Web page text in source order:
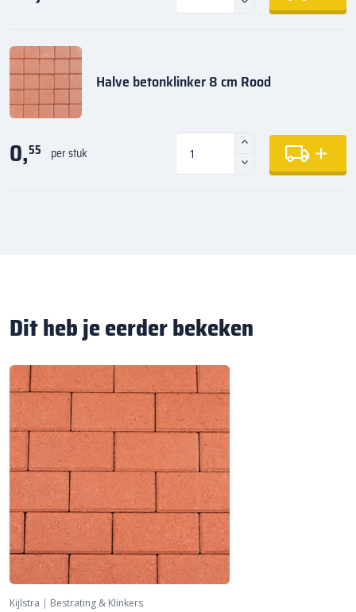
Halve betonklinker 8 cm Rood
0,55 per stuk
Dit heb je eerder bekeken
Kijlstra | Bestrating & Klinkers